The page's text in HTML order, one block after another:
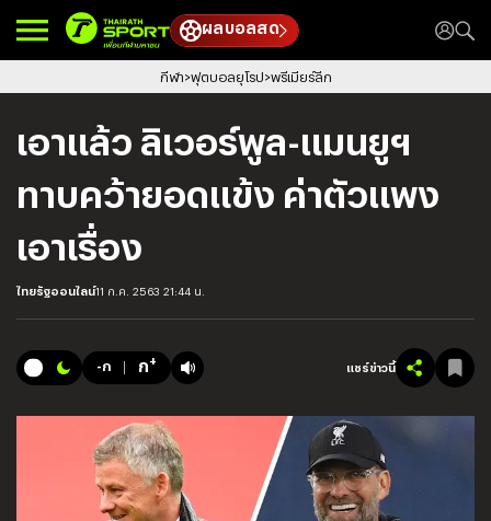
ผลบอลสด
กีฬา ฟุตบอลยุโรป พรีเมียร์ลีก
เอาแล้ว ลิเวอร์พูล-แมนยูฯ
ทาบคว้ายอดแข้ง ค่าตัวแพง
เอาเรื่อง
ไทยรัฐออนไลน์11 ก.ค. 2563 21:44 น.
-ก ก+ แชร์ข่าวนี้